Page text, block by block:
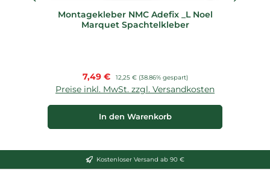
Montagekleber NMC Adefix _L Noel
Marquet Spachtelkleber
Verkaufspreis:
7,49 € Regulärer Preis:
12,25 € (38.86% gespart)
Preise inkl. MwSt. zzgl. Versandkosten
In den Warenkorb
Kostenloser Versand ab 90 €